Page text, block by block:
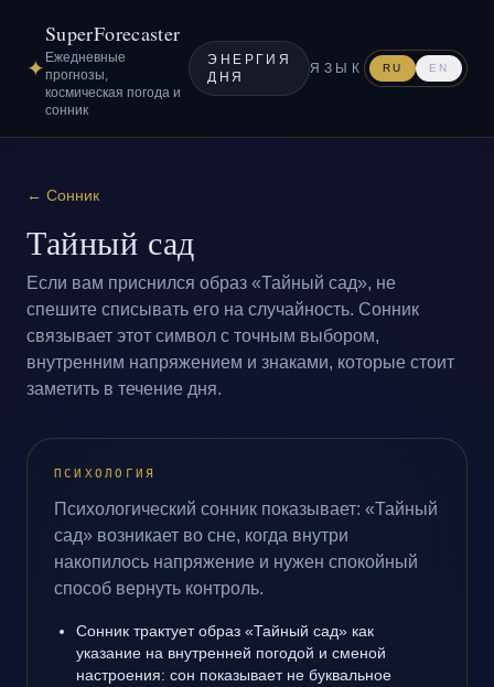
✦
SuperForecaster
Ежедневные
прогнозы,
космическая погода и
сонник
ЭНЕРГИЯ
ДНЯ
ЯЗЫК RU EN
← Сонник
Тайный сад
Если вам приснился образ «Тайный сад», не
спешите списывать его на случайность. Сонник
связывает этот символ с точным выбором,
внутренним напряжением и знаками, которые стоит
заметить в течение дня.
ПСИХОЛОГИЯ
Психологический сонник показывает: «Тайный
сад» возникает во сне, когда внутри
накопилось напряжение и нужен спокойный
способ вернуть контроль.
Сонник трактует образ «Тайный сад» как
указание на внутренней погодой и сменой
настроения: сон показывает не буквальное